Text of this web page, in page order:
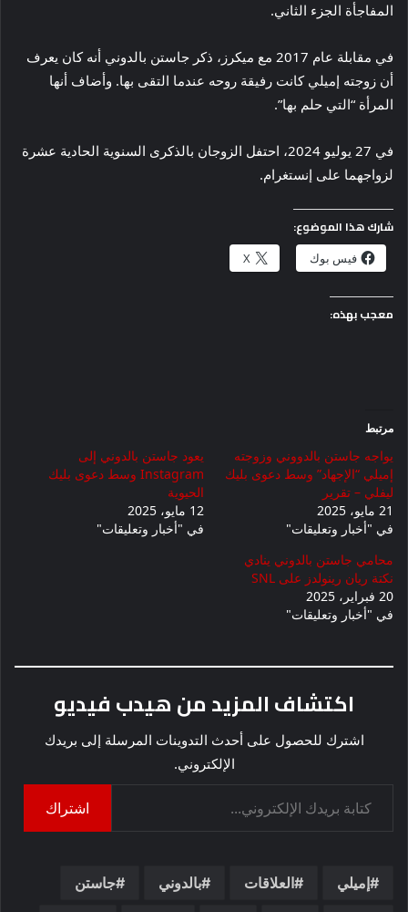
المفاجأة الجزء الثاني.
في مقابلة عام 2017 مع ميكرز، ذكر جاستن بالدوني أنه كان يعرف
أن زوجته إميلي كانت رفيقة روحه عندما التقى بها. وأضاف أنها
المرأة “التي حلم بها”.
في 27 يوليو 2024، احتفل الزوجان بالذكرى السنوية الحادية عشرة
لزواجهما على إنستغرام.
شارك هذا الموضوع:
فيس بوك X
معجب بهذه:
مرتبط
يواجه جاستن بالدووني وزوجته
إميلي “الإجهاد” وسط دعوى بليك
ليفلي – تقرير
21 مايو، 2025
في "أخبار وتعليقات"
يعود جاستن بالدوني إلى
Instagram وسط دعوى بليك
الحيوية
12 مايو، 2025
في "أخبار وتعليقات"
محامي جاستن بالدوني ينادي
نكتة ريان رينولدز على SNL
20 فبراير، 2025
في "أخبار وتعليقات"
اكتشاف المزيد من هيدب فيديو
اشترك للحصول على أحدث التدوينات المرسلة إلى بريدك
الإلكتروني.
اشتراك
إميلي العلاقات بالدوني جاستن